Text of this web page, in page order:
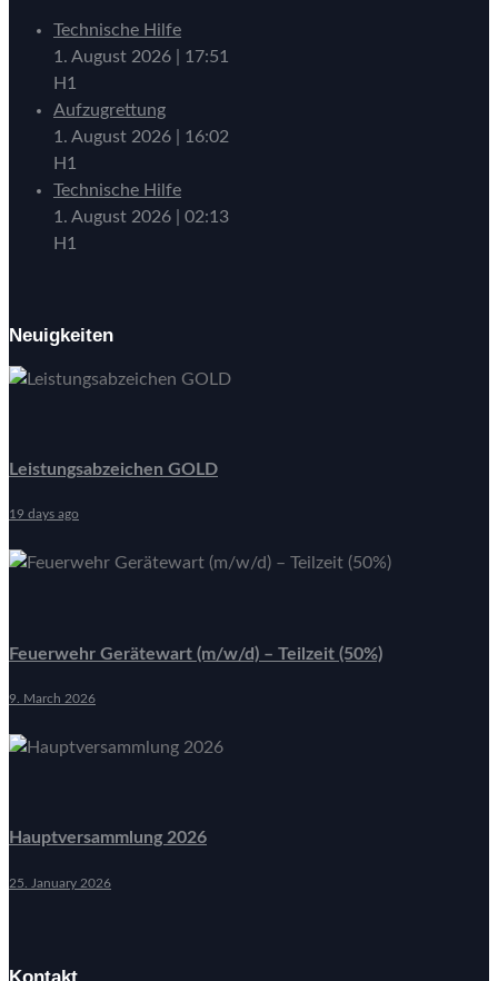
Technische Hilfe
1. August 2026
17:51
H1
Aufzugrettung
1. August 2026
16:02
H1
Technische Hilfe
1. August 2026
02:13
H1
Neuigkeiten
Leistungsabzeichen GOLD
19 days ago
Feuerwehr Gerätewart (m/w/d) – Teilzeit (50%)
9. March 2026
Hauptversammlung 2026
25. January 2026